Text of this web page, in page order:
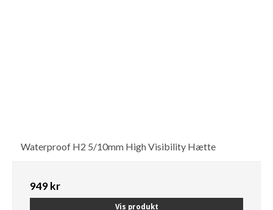
Waterproof H2 5/10mm High Visibility Hætte
949 kr
Vis produkt